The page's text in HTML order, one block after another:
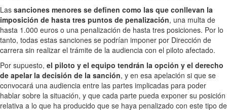
Las sanciones menores se definen como las que conllevan la
imposición de hasta tres puntos de penalización, una multa de
hasta 1.000 euros o una penalización de hasta tres posiciones. Por lo
tanto, todas estas sanciones se podrían imponer por Dirección de
carrera sin realizar el trámite de la audiencia con el piloto afectado.
Por supuesto, el piloto y el equipo tendrán la opción y el derecho
de apelar la decisión de la sanción, y en esa apelación si que se
convocará una audiencia entre las partes implicadas para poder
hablar sobre la situación, y que cada parte pueda exponer su posición
relativa a lo que ha producido que se haya penalizado con este tipo de